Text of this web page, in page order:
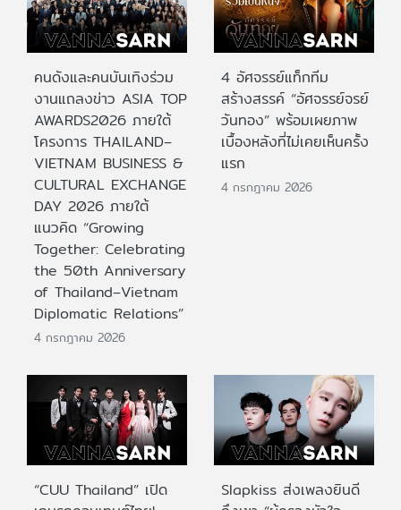
คนดังและคนบันเทิงร่วม
งานแถลงข่าว ASIA TOP
AWARDS2026 ภายใต้
โครงการ THAILAND–
VIETNAM BUSINESS &
CULTURAL EXCHANGE
DAY 2026 ภายใต้
แนวคิด “Growing
Together: Celebrating
the 50th Anniversary
of Thailand–Vietnam
Diplomatic Relations”
4 กรกฎาคม 2026
4 อัศจรรย์แท็กทีม
สร้างสรรค์ “อัศจรรย์จรย์
วันทอง” พร้อมเผยภาพ
เบื้องหลังที่ไม่เคยเห็นครั้ง
แรก
4 กรกฎาคม 2026
“CUU Thailand” เปิด
Slapkiss ส่งเพลงยินดี